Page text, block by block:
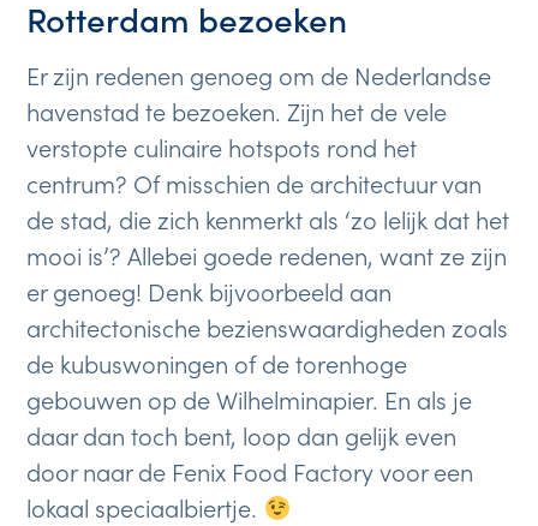
Rotterdam bezoeken
Er zijn redenen genoeg om de Nederlandse
havenstad te bezoeken. Zijn het de vele
verstopte culinaire hotspots rond het
centrum? Of misschien de architectuur van
de stad, die zich kenmerkt als ‘zo lelijk dat het
mooi is’? Allebei goede redenen, want ze zijn
er genoeg! Denk bijvoorbeeld aan
architectonische bezienswaardigheden zoals
de kubuswoningen of de torenhoge
gebouwen op de Wilhelminapier. En als je
daar dan toch bent, loop dan gelijk even
door naar de Fenix Food Factory voor een
lokaal speciaalbiertje.